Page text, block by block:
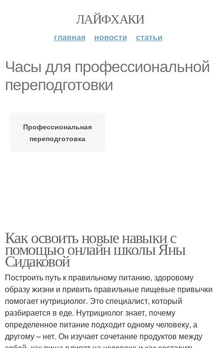
ЛАЙФХАКИ
главная новости статьи
Часы для профессиональной
переподготовки
Профессиональная
переподготовка
Как освоить новые навыки с
помощью онлайн школы Яны
Сидаковой
Построить путь к правильному питанию, здоровому
образу жизни и привить правильные пищевые привычки
помогает нутрициолог. Это специалист, который
разбирается в еде. Нутрициолог знает, почему
определенное питание подходит одному человеку, а
другому – нет. Он изучает сочетание продуктов между